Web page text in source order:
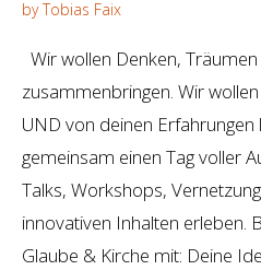
by Tobias Faix
Wir wollen Denken,
zusammenbringen. Wir
UND von deinen Erfahrungen
gemeinsam einen Tag voller
Talks, Workshops,
innovativen Inhalten erleben.
Glaube & Kirche mit: Deine